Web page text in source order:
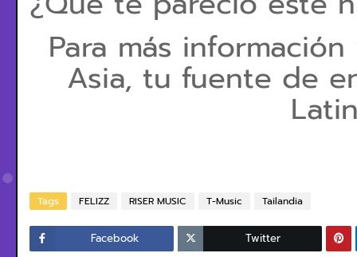
Para más
Asia, tu fuente de
Tags FELIZZ RISER MUSIC T-Music Tailandia
Facebook Twitter